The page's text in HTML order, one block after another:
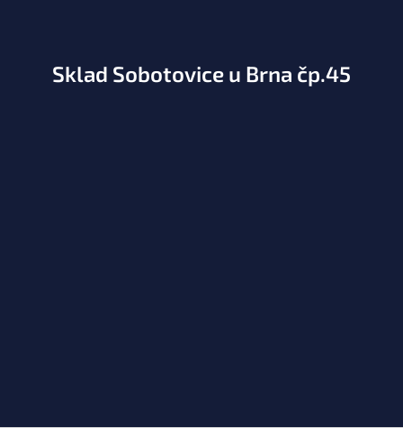
Sklad Sobotovice u Brna čp.45